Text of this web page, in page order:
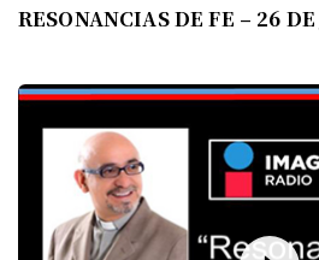
RESONANCIAS DE FE – 26